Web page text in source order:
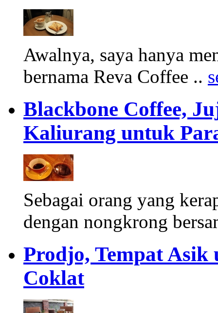
Awalnya, saya hanya
bernama Reva Coffee ..
Blackbone Coffee,
Kaliurang untuk
Sebagai orang yang
dengan nongkrong
Prodjo, Tempat
Coklat